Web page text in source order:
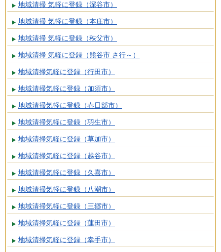
地域清掃 気軽に登録（深谷市）
地域清掃 気軽に登録（本庄市）
地域清掃 気軽に登録（秩父市）
地域清掃 気軽に登録（熊谷市 さ行～）
地域清掃気軽に登録（行田市）
地域清掃気軽に登録（加須市）
地域清掃気軽に登録（春日部市）
地域清掃気軽に登録（羽生市）
地域清掃気軽に登録（草加市）
地域清掃気軽に登録（越谷市）
地域清掃気軽に登録（久喜市）
地域清掃気軽に登録（八潮市）
地域清掃気軽に登録（三郷市）
地域清掃気軽に登録（蓮田市）
地域清掃気軽に登録（幸手市）